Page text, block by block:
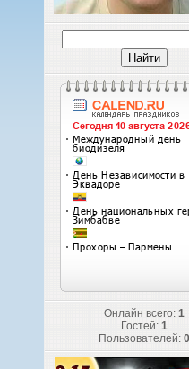
Онлайн всего: 1
Гостей: 1
Пользователей: 0